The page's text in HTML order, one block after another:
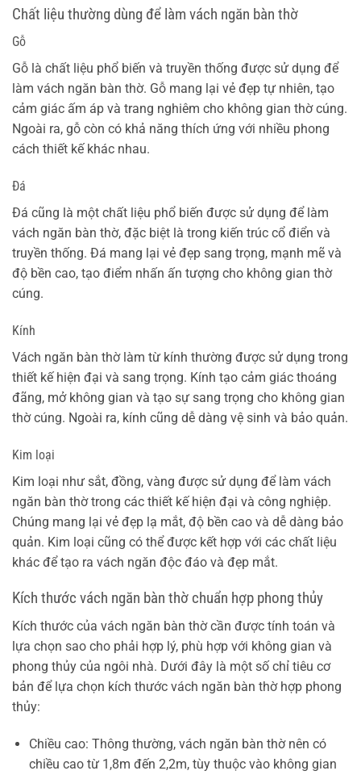
Chất liệu thường dùng để làm vách ngăn bàn thờ
Gỗ
Gỗ là chất liệu phổ biến và truyền thống được sử dụng để
làm vách ngăn bàn thờ. Gỗ mang lại vẻ đẹp tự nhiên, tạo
cảm giác ấm áp và trang nghiêm cho không gian thờ cúng.
Ngoài ra, gỗ còn có khả năng thích ứng với nhiều phong
cách thiết kế khác nhau.
Đá
Đá cũng là một chất liệu phổ biến được sử dụng để làm
vách ngăn bàn thờ, đặc biệt là trong kiến trúc cổ điển và
truyền thống. Đá mang lại vẻ đẹp sang trọng, mạnh mẽ và
độ bền cao, tạo điểm nhấn ấn tượng cho không gian thờ
cúng.
Kính
Vách ngăn bàn thờ làm từ kính thường được sử dụng trong
thiết kế hiện đại và sang trọng. Kính tạo cảm giác thoáng
đãng, mở không gian và tạo sự sang trọng cho không gian
thờ cúng. Ngoài ra, kính cũng dễ dàng vệ sinh và bảo quản.
Kim loại
Kim loại như sắt, đồng, vàng được sử dụng để làm vách
ngăn bàn thờ trong các thiết kế hiện đại và công nghiệp.
Chúng mang lại vẻ đẹp lạ mắt, độ bền cao và dễ dàng bảo
quản. Kim loại cũng có thể được kết hợp với các chất liệu
khác để tạo ra vách ngăn độc đáo và đẹp mắt.
Kích thước vách ngăn bàn thờ chuẩn hợp phong thủy
Kích thước của vách ngăn bàn thờ cần được tính toán và
lựa chọn sao cho phải hợp lý, phù hợp với không gian và
phong thủy của ngôi nhà. Dưới đây là một số chỉ tiêu cơ
bản để lựa chọn kích thước vách ngăn bàn thờ hợp phong
thủy:
Chiều cao: Thông thường, vách ngăn bàn thờ nên có
chiều cao từ 1,8m đến 2,2m, tùy thuộc vào không gian